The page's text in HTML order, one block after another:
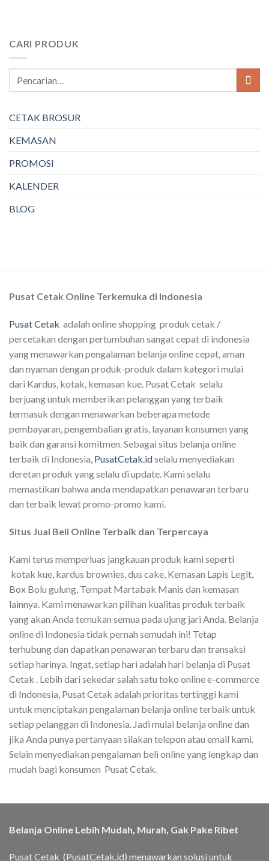
CARI PRODUK
CETAK BROSUR
KEMASAN
PROMOSI
KALENDER
BLOG
Pusat Cetak Online Terkemuka di Indonesia
Pusat Cetak adalah online shopping produk cetak /
percetakan dengan pertumbuhan sangat cepat di indonesia
yang menawarkan pengalaman belanja online cepat, aman
dan nyaman dengan produk-produk dalam kategori mulai
dari Kardus, kotak, kemasan kue. Pusat Cetak selalu
berjuang untuk memberikan pelanggan yang terbaik
termasuk dengan menawarkan beberapa metode
pembayaran, pengembalian gratis, layanan konsumen yang
baik dan garansi komitmen. Sebagai situs belanja online
terbaik di Indonesia, PusatCetak.idselalu menyediakan
deretan produk yang selalu di update. Kami selalu
memastikan bahwa anda mendapatkan penawaran terbaru
dan terbaik lewat promo-promo kami.
Situs Jual Beli Online Terbaik dan Terpercaya
Kami terus memperluas jangkauan produk kami seperti
kotak kue, kardus brownies, dus cake, Kemasan Lapis Legit,
Box Bolu gulung, Tempat Martabak Manis dan kemasan
lainnya. Kami menawarkan pilihan kualitas produk terbaik
yang akan Anda temukan semua pada ujung jari Anda. Belanja
online di Indonesia tidak pernah semudah ini! Tetap
terhubung dan dapatkan penawaran terbaru dan transaksi
setiap harinya. Ingat, setiap hari adalah hari belanja di Pusat
Cetak . Lebih dari sekedar salah satu toko online e-commerce
di Indonesia, Pusat Cetak adalah prioritas tertinggi kami
untuk menciptakan pengalaman belanja online terbaik untuk
setiap pelanggan di Indonesia. Jadi mulai belanja online dan
jika Anda punya pertanyaan silakan telepon atau email kami.
Selain menyediakan pengalaman beli online yang lengkap dan
mudah bagi konsumen Pusat Cetak.
Belanja Online Lebih Mudah, Murah, Gak Pake Ribet
Pusat Cetak (PusatCetak.id) menawarkan solusi untuk